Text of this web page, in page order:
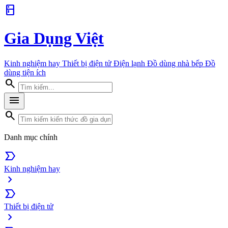
kitchen
Gia Dụng Việt
Kinh nghiệm hay Thiết bị điện tử Điện lạnh Đồ dùng nhà bếp Đồ
dùng tiện ích
search
menu
search
Danh mục chính
label_important
Kinh nghiệm hay
chevron_right
label_important
Thiết bị điện tử
chevron_right